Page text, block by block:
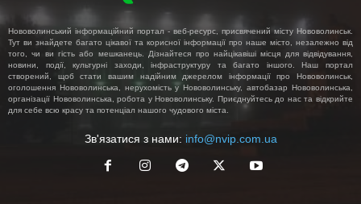
Нововолинський інформаційний портал - веб-ресурс, присвячений місту Нововолинськ.
Тут ви знайдете багато цікавої та корисної інформації про наше місто, незалежно від
того, чи ви гість або мешканець. Дізнайтеся про найцікавіші місця для відвідування,
новини, події, культурні заходи, інфраструктуру та багато іншого. Наш портал
створений, щоб стати вашим надійним джерелом інформації про Нововолинськ,
оголошення Нововолинська, нерухомість у Нововолинську, автобазар Нововолинська,
організації Нововолинська, робота у Нововолинську. Приєднуйтесь до нас та відкрийте
для себе всю красу та потенціал нашого чудового міста.
Зв'язатися з нами: info@nvip.com.ua